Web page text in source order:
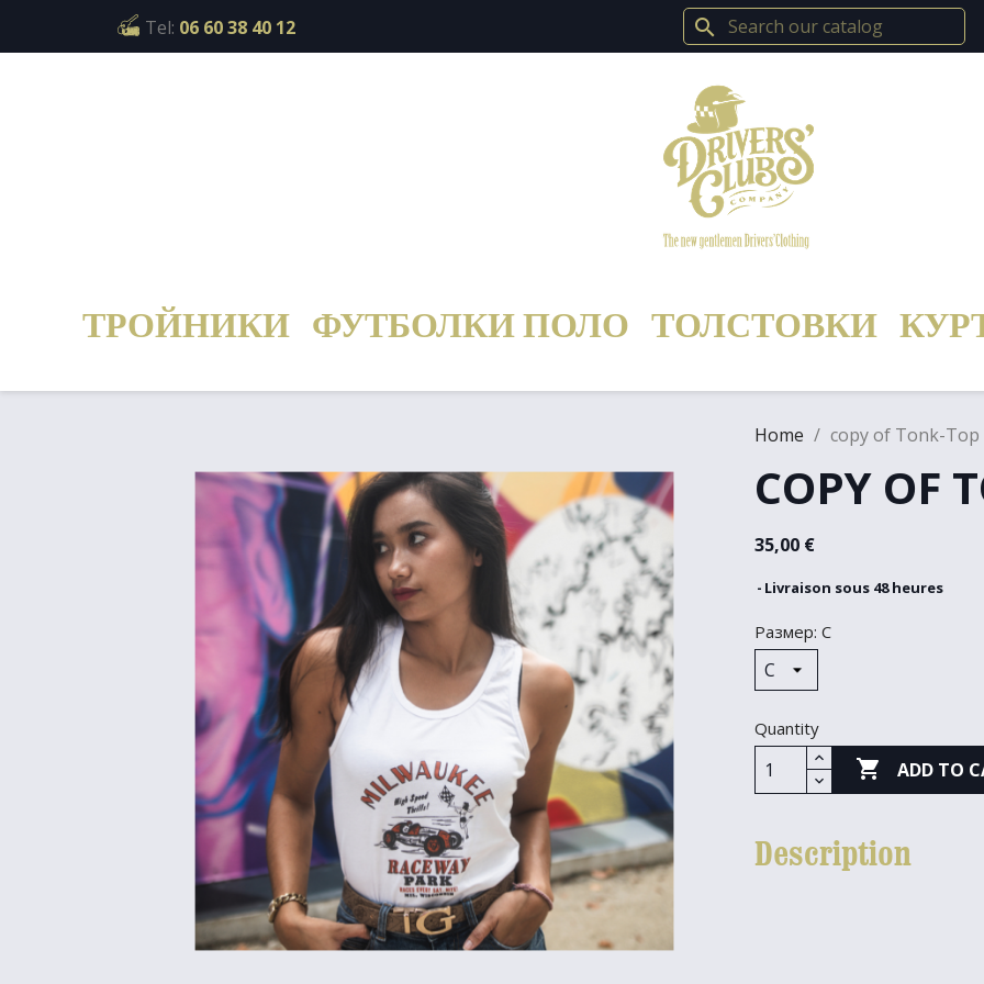
Tel: 06 60 38 40 12 search
ТРОЙНИКИ ФУТБОЛКИ ПОЛО ТОЛСТОВКИ
Home copy of Tonk-Top
COPY OF
35,00 €
Livraison sous 48 heures
Размер: С
Quantity
 ADD TO
Description
Cookies management panel